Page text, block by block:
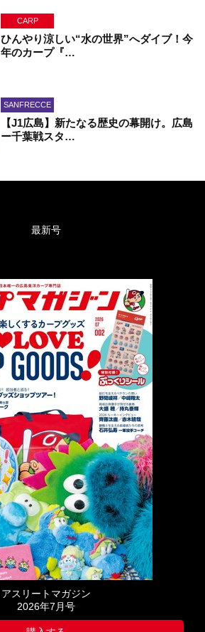
CARP
ひんやり涼しい“水の世界”へダイブ！今
年のカープ『…
SANFRECCE
【J1広島】新たなる歴史の幕開け。広島
ー千葉戦スタ…
最新号
アスリートマガジン
2026年7月号